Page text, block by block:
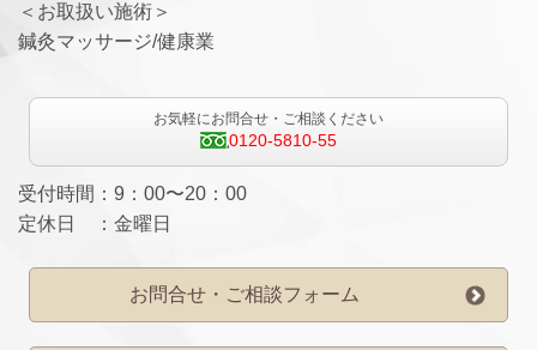
＜お取扱い施術＞
鍼灸マッサージ/健康業
お気軽にお問合せ・ご相談ください
0120-5810-55
受付時間：9：00〜20：00
定休日 ：金曜日
お問合せ・ご相談フォーム